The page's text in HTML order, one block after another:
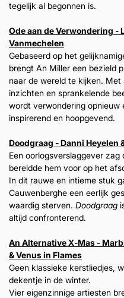
tegelijk al begonnen is.
Ode aan de Verwondering -
Vanmechelen
Gebaseerd op het
brengt An Miller een bezield
naar de wereld te kijken.
inzichten en sprankelende
wordt verwondering opnieuw
inspirerend en hoopgevend.
Doodgraag - Danni Heyelen
Een oorlogsverslaggever
bereidde hem voor op het
In dit rauwe en intieme stuk
Cauwenberghe een eerlijk
waardig sterven. Doodgraag
altijd confronterend.
An Alternative X‑Mas -
& Venus in Flames
Geen klassieke kerstliedjes,
dekentje in de winter.
Vier eigenzinnige artiesten